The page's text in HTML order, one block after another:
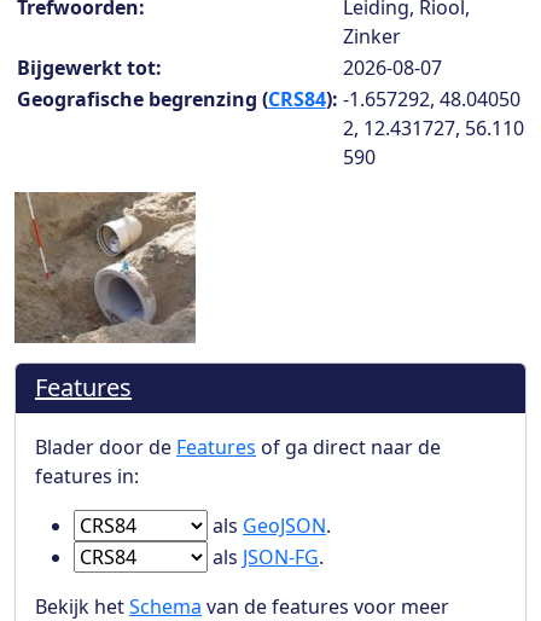
Trefwoorden:
Leiding, Riool,
Zinker
Bijgewerkt tot:
2026-08-07
Geografische begrenzing (CRS84): -1.657292, 48.04050
2, 12.431727, 56.110
590
Features
Blader door de Features of ga direct naar de
features in:
Ga naar Features in
als GeoJSON.
Ga naar Features in
als JSON-FG.
Bekijk hetSchema van de features voor meer